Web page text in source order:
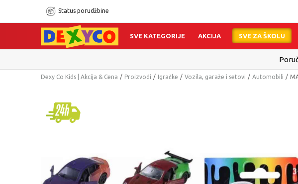
Status porudžbine
SVE KATEGORIJE AKCIJA SVE ZA ŠKOLU
Dexy Co Kids | Akcija & Cena Proizvodi Igračke Vozila, garaže i setovi Automobili